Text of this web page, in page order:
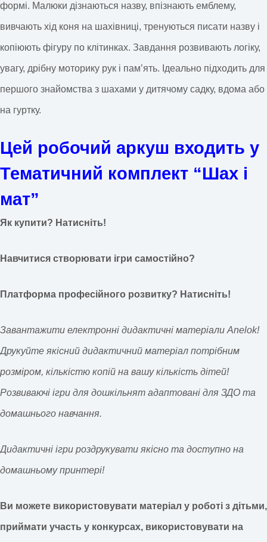
формі. Малюки дізнаються назву, впізнають емблему,
вивчають хід коня на шахівниці, тренуються писати назву і
копіюють фігуру по клітинках. Завдання розвивають логіку,
увагу, дрібну моторику рук і памʼять. Ідеально підходить для
першого знайомства з шахами у дитячому садку, вдома або
на гуртку.
Цей робочий аркуш входить у
Тематичний комплект “Шах і
мат”
Як купити? Натисніть!
Навчитися створювати ігри самостійно?
Платформа професійного розвитку? Натисніть!
Завантажити електронні дидактичні матеріали Anelok!
Друкуйте якісний дидактичний матеріал потрібним
розміром, кількістю копій на вашу кількість дітей!
Розвиваючі ігри для дошкільнят адаптовані для ЗДО та
домашнього навчання.
Дидактичні ігри роздрукувати якісно та доступно на
домашньому принтері!
Ви можете використовувати матеріал у роботі з дітьми,
приймати участь у конкурсах, використовувати на